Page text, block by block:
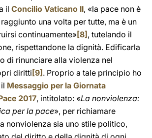
il Concilio Vaticano II, «la pace non è
una volta per tutte, ma è un
continuamente»[8] , tutelando il
rispettandone la dignità. Edificarla
di rinunciare alla violenza nel
diritti [9] . Proprio a tale principio ho
Messaggio per la Giornata
2017, intitolato: «La nonviolenza:
per la pace», per richiamare
nonviolenza sia uno stile politico,